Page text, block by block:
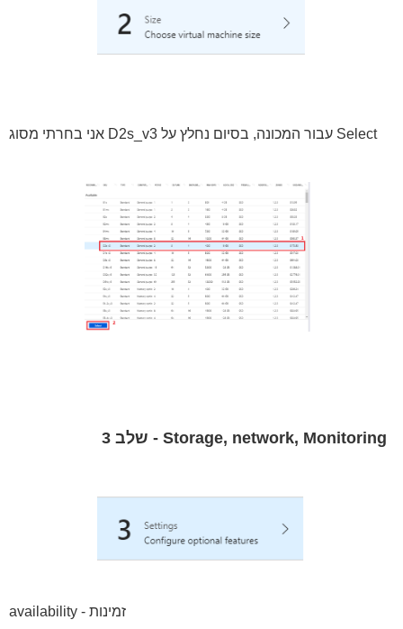
אני בחרתי מסוג D2s_v3 עבור המכונה, בסיום נחלץ על Select
Storage, network, Monitoring - שלב 3
availability - זמינות